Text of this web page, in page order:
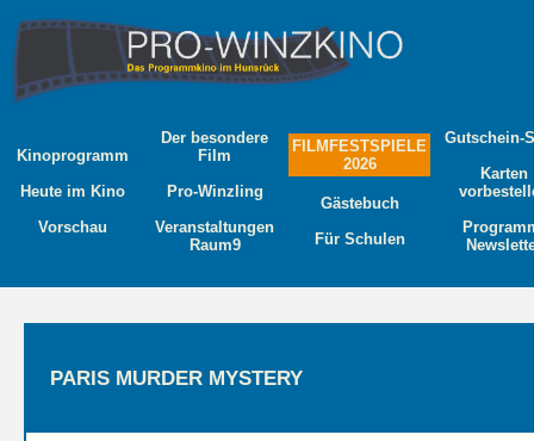
Kinoprogramm
Heute im Kino
Vorschau
Der besondere
Film
Pro-Winzling
Veranstaltungen
Raum9
FILMFESTSPIELE
2026
Gästebuch
Für Schulen
Gutschein-
Karten
PARIS MURDER MYSTERY